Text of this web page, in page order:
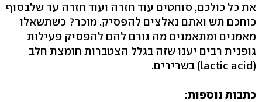
את כל כולכם, סוחטים עוד חזרה ועוד חזרה עד שלבסוף
כוחכם תש ואתם נאלצים להפסיק. מוכר? כשתשאלו
מאמנים ומתאמנים מה גורם להם להפסיק פעילות
גופנית רבים יענו שזה בגלל הצטברות חומצת חלב
(lactic acid) בשרירים.
כתבות נוספות: